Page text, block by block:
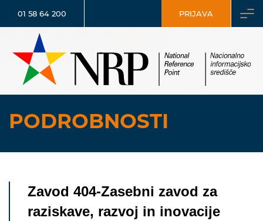
01 58 64 200 PRIJAVA
PODROBNOSTI
Zavod 404-Zasebni zavod za
raziskave, razvoj in inovacije